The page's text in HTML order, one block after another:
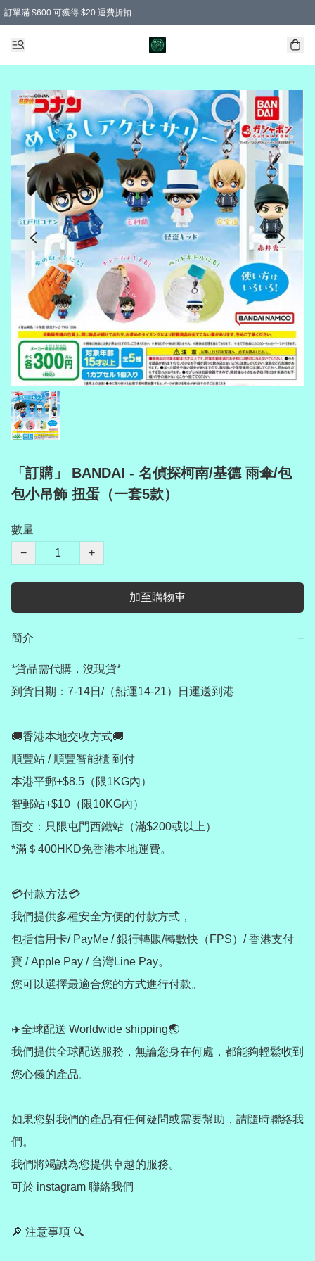
訂單滿 $600 可獲得 $20 運費折扣
「訂購」 BANDAI - 名偵探柯南/基德 雨傘/包
包小吊飾 扭蛋（一套5款）
數量
−
+
加至購物車
簡介 −
*貨品需代購，沒現貨*
到貨日期：7-14日/（船運14-21）日運送到港
🚚香港本地交收方式🚚
順豐站 / 順豐智能櫃 到付
本港平郵+$8.5（限1KG內）
智郵站+$10（限10KG內）
面交：只限屯門西鐵站（滿$200或以上）
*滿＄400HKD免香港本地運費。
💳付款方法💳
我們提供多種安全方便的付款方式，
包括信用卡/ PayMe / 銀行轉賬/轉數快（FPS）/ 香港支付
寶 / Apple Pay / 台灣Line Pay。
您可以選擇最適合您的方式進行付款。
✈️全球配送 Worldwide shipping🌏
我們提供全球配送服務，無論您身在何處，都能夠輕鬆收到
您心儀的產品。
如果您對我們的產品有任何疑問或需要幫助，請隨時聯絡我
們。
我們將竭誠為您提供卓越的服務。
可於 instagram 聯絡我們
🔎 注意事項 🔍